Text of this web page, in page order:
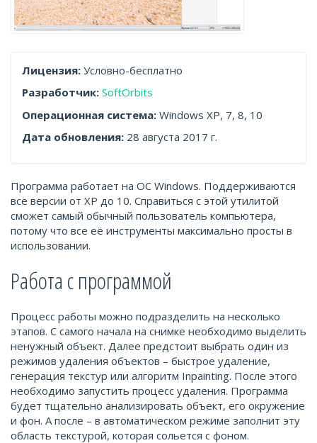
Лицензия: Условно-бесплатно
Разработчик: SoftOrbits
Операционная система: Windows XP, 7, 8, 10
Дата обновления: 28 августа 2017 г.
Программа работает на ОС Windows. Поддерживаются
все версии от XP до 10. Справиться с этой утилитой
сможет самый обычный пользователь компьютера,
потому что все её инструменты максимально просты в
использовании.
Работа с программой
Процесс работы можно подразделить на несколько
этапов. С самого начала на снимке необходимо выделить
ненужный объект. Далее предстоит выбрать один из
режимов удаления объектов – быстрое удаление,
генерация текстур или алгоритм Inpainting. После этого
необходимо запустить процесс удаления. Программа
будет тщательно анализировать объект, его окружение
и фон. А после – в автоматическом режиме заполнит эту
область текстурой, которая сольется с фоном.